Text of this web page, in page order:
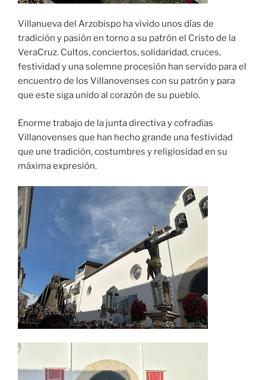
Villanueva del Arzobispo ha vivido unos días de
tradición y pasión en torno a su patrón el Cristo de la
VeraCruz. Cultos, conciertos, solidaridad, cruces,
festividad y una solemne procesión han servido para el
encuentro de los Villanovenses con su patrón y para
que este siga unido al corazón de su pueblo.
Enorme trabajo de la junta directiva y cofradías
Villanovenses que han hecho grande una festividad
que une tradición, costumbres y religiosidad en su
máxima expresión.